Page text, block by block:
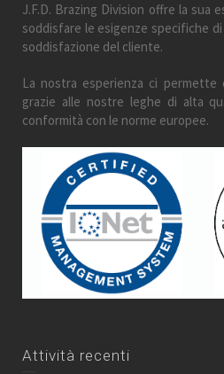
J.F.D. Brazing Division offre la sua
soddisfare le esigenze specifiche
soddisfazione del cliente.
La nostra esperienza ci permette
grazie alle nostre leghe di alta
conformità con le norme europee.
Attività recenti